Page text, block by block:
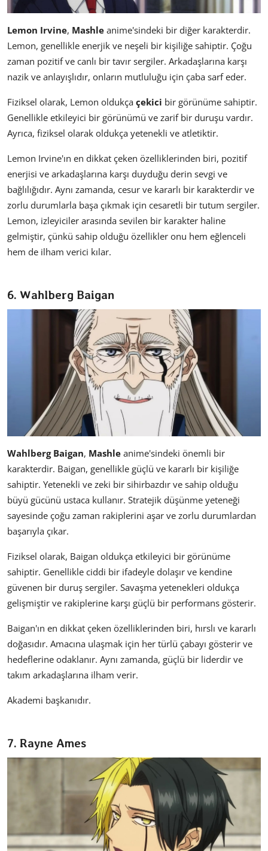
Lemon Irvine, Mashle anime'sindeki bir diğer karakterdir.
Lemon, genellikle enerjik ve neşeli bir kişiliğe sahiptir. Çoğu
zaman pozitif ve canlı bir tavır sergiler. Arkadaşlarına karşı
nazik ve anlayışlıdır, onların mutluluğu için çaba sarf eder.
Fiziksel olarak, Lemon oldukça çekici bir görünüme sahiptir.
Genellikle etkileyici bir görünümü ve zarif bir duruşu vardır.
Ayrıca, fiziksel olarak oldukça yetenekli ve atletiktir.
Lemon Irvine'ın en dikkat çeken özelliklerinden biri, pozitif
enerjisi ve arkadaşlarına karşı duyduğu derin sevgi ve
bağlılığıdır. Aynı zamanda, cesur ve kararlı bir karakterdir ve
zorlu durumlarla başa çıkmak için cesaretli bir tutum sergiler.
Lemon, izleyiciler arasında sevilen bir karakter haline
gelmiştir, çünkü sahip olduğu özellikler onu hem eğlenceli
hem de ilham verici kılar.
6. Wahlberg Baigan
Wahlberg Baigan, Mashle anime'sindeki önemli bir
karakterdir. Baigan, genellikle güçlü ve kararlı bir kişiliğe
sahiptir. Yetenekli ve zeki bir sihirbazdır ve sahip olduğu
büyü gücünü ustaca kullanır. Stratejik düşünme yeteneği
sayesinde çoğu zaman rakiplerini aşar ve zorlu durumlardan
başarıyla çıkar.
Fiziksel olarak, Baigan oldukça etkileyici bir görünüme
sahiptir. Genellikle ciddi bir ifadeyle dolaşır ve kendine
güvenen bir duruş sergiler. Savaşma yetenekleri oldukça
gelişmiştir ve rakiplerine karşı güçlü bir performans gösterir.
Baigan'ın en dikkat çeken özelliklerinden biri, hırslı ve kararlı
doğasıdır. Amacına ulaşmak için her türlü çabayı gösterir ve
hedeflerine odaklanır. Aynı zamanda, güçlü bir liderdir ve
takım arkadaşlarına ilham verir.
Akademi başkanıdır.
7. Rayne Ames